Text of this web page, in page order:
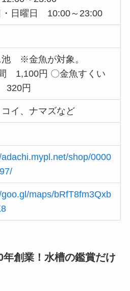
・日曜日 10:00～23:00
池 ※金魚が対象。
1,100円 〇金魚すくい
320円
イ、ナマズなど
adachi.mypl.net/shop/0000
goo.gl/maps/bRfT8fm3Qxb
創業！ 水槽の鑑賞だけ